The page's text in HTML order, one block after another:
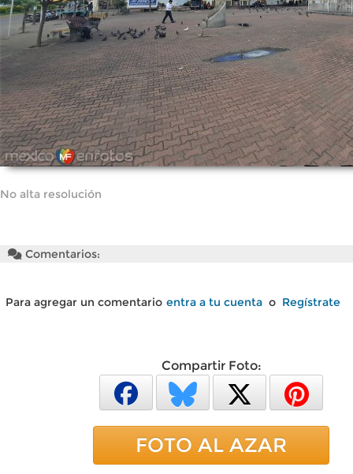
No alta resolución
Comentarios:
Para agregar un comentario entra a tu cuenta o Regístrate
Compartir Foto:
FOTO AL AZAR